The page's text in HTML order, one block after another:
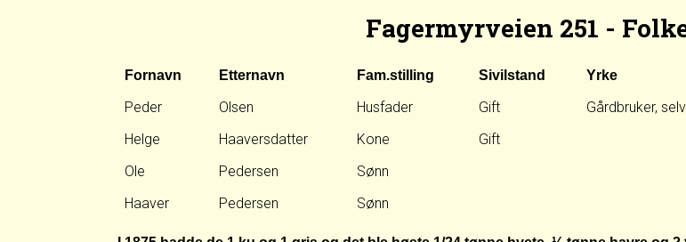
Fagermyrveien 251 -
Fornavn Etternavn Fam.stilling Sivilstand Yrke
Peder Olsen Husfader Gift Gårdbruker,
Helge
Haaversdatter Kone Gift
Ole
Pedersen Sønn
Haaver
Pedersen Sønn